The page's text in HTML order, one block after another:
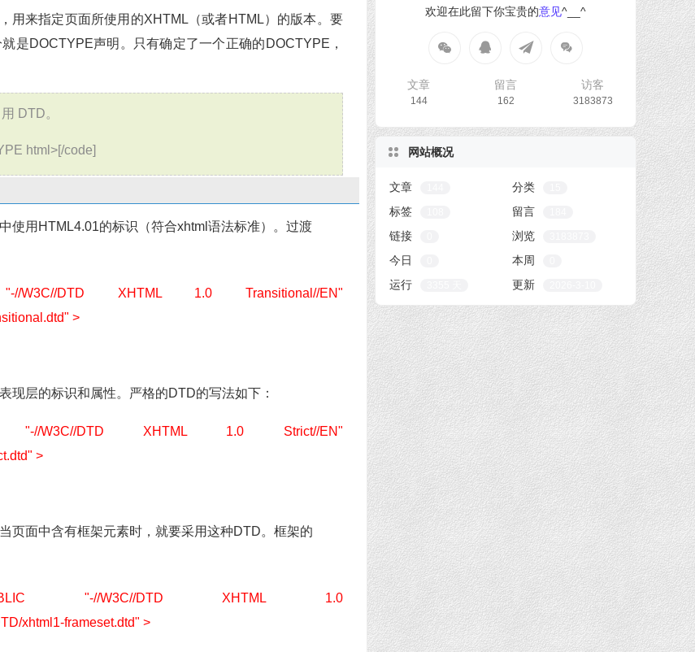
用来指定页面所使用的XHTML（或者HTML）的版本。要
是DOCTYPE声明。只有确定了一个正确的DOCTYPE，
DTD。
html>[/code]
使用HTML4.01的标识（符合xhtml语法标准）。过渡
DTD XHTML 1.0 Transitional//EN"
>
现层的标识和属性。严格的DTD的写法如下：
W3C//DTD XHTML 1.0 Strict//EN"
>
页面中含有框架元素时，就要采用这种DTD。框架的
"-//W3C//DTD XHTML 1.0
xhtml1-frameset.dtd" >
欢迎在此留下你宝贵的意见^__^
文章
144
留言
162
访客
3183873
网站概况
文章 分类
标签 留言
链接 浏览
今日 本周
运行 更新